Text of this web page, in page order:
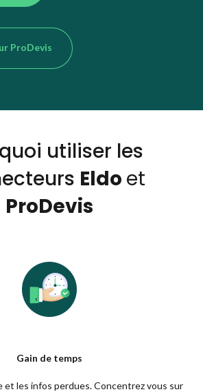
ProDevis
utiliser les
Eldo et
ProDevis
Gain de temps
et les infos perdues. Concentrez vous sur